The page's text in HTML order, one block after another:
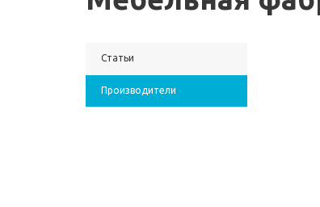
Статьи
Производители